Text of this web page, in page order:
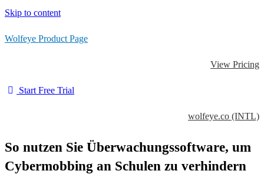
Skip to content
Wolfeye Product Page
View Pricing
Start Free Trial
wolfeye.co (INTL)
So nutzen Sie Überwachungssoftware, um
Cybermobbing an Schulen zu verhindern